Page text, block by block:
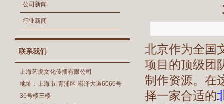
公司新闻
行业新闻
联系我们
上海艺虎文化传播有限公司
地址：上海市-青浦区-崧泽大道6066号
36号楼三楼
北京作为全国
项目的顶级团
制作资源。在
择一家合适的